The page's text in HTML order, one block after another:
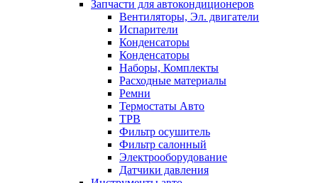
Запчасти для автокондиционеров
Вентиляторы, Эл. двигатели
Испарители
Конденсаторы
Конденсаторы
Наборы, Комплекты
Расходные материалы
Ремни
Термостаты Авто
ТРВ
Фильтр осушитель
Фильтр салонный
Электрооборудование
Датчики давления